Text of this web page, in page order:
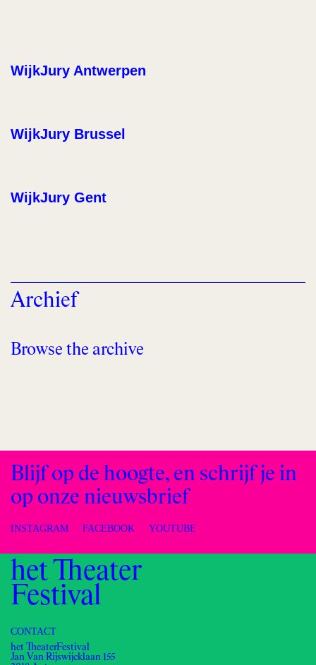
WijkJury Antwerpen
WijkJury Brussel
WijkJury Gent
Archief
Browse the archive
Blijf op de hoogte, en schrijf je in
op onze nieuwsbrief
INSTAGRAM FACEBOOK YOUTUBE
het Theater
Festival
CONTACT
het TheaterFestival
Jan Van Rijswijcklaan 155